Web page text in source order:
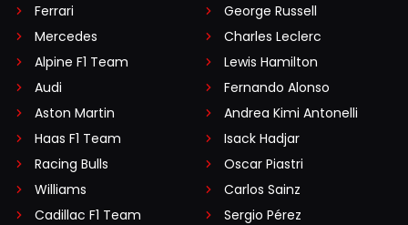
Ferrari
Mercedes
Alpine F1 Team
Audi
Aston Martin
Haas F1 Team
Racing Bulls
Williams
Cadillac F1 Team
George Russell
Charles Leclerc
Lewis Hamilton
Fernando Alonso
Andrea Kimi Antonelli
Isack Hadjar
Oscar Piastri
Carlos Sainz
Sergio Pérez